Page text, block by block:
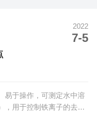
：1.特别的设计，使本产
故障率、更低维护量、更
性价比和准确度。2.总
2022
7-5
易于操作，可测定水中溶
，用于控制铁离子的去
)保证了实时操作的可靠